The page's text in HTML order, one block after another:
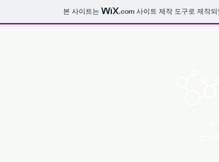
본 사이트는 .com사이트 제작 도구로 제작